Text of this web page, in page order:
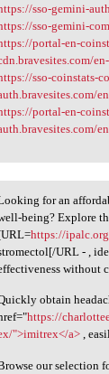
sso-gemini-
sso-gemini-
portal-en-
sso-coinstats-
portal-en-
for an
for an
being? Explore
https://
URL - ,
without
obtain
https://
">imitrex</a>,
our selection